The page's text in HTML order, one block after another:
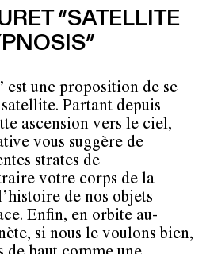
“SATELLITE
est une proposition de se
Partant depuis
ascension vers le ciel,
vous suggère de
strates de
votre corps de la
de nos objets
Enfin, en orbite au-
si nous le voulons bien,